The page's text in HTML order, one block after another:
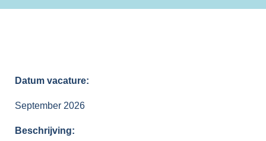
Datum vacature:
September 2026
Beschrijving: